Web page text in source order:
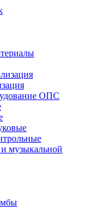
ОПС
музыкальной